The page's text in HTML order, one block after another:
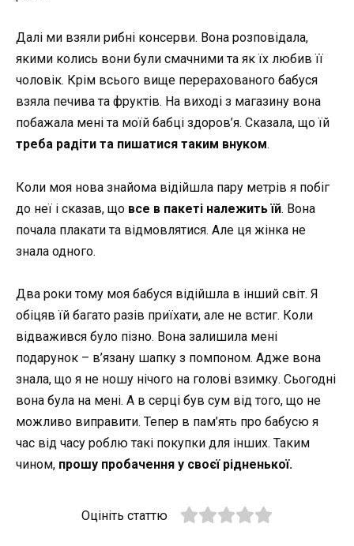
Далі ми взяли рибні консерви. Вона розповідала,
якими колись вони були смачними та як їх любив її
чоловік. Крім всього вище перерахованого бабуся
взяла печива та фруктів. На виході з магазину вона
побажала мені та моїй бабці здоров’я. Сказала, що їй
треба радіти та пишатися таким внуком.
Коли моя нова знайома відійшла пару метрів я побіг
до неї і сказав, що все в пакеті належить їй. Вона
почала плакати та відмовлятися. Але ця жінка не
знала одного.
Два роки тому моя бабуся відійшла в інший світ. Я
обіцяв їй багато разів приїхати, але не встиг. Коли
відважився було пізно. Вона залишила мені
подарунок – в’язану шапку з помпоном. Адже вона
знала, що я не ношу нічого на голові взимку. Сьогодні
вона була на мені. А в серці був сум від того, що не
можливо виправити. Тепер в пам’ять про бабусю я
час від часу роблю такі покупки для інших. Таким
чином, прошу пробачення у своєї рідненької.
Оцініть статтю